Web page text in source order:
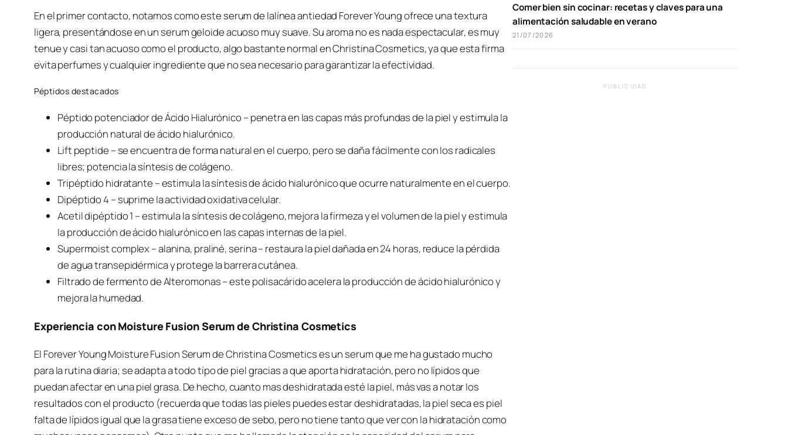
En el primer contacto, notamos como este serum de lalínea antiedad Forever Young ofrece una textura
ligera, presentándose en un serum geloide acuoso muy suave. Su aroma no es nada espectacular, es muy
tenue y casi tan acuoso como el producto, algo bastante normal en Christina Cosmetics, ya que esta firma
evita perfumes y cualquier ingrediente que no sea necesario para garantizar la efectividad.
Péptidos destacados
Péptido potenciador de Ácido Hialurónico – penetra en las capas más profundas de la piel y estimula la
producción natural de ácido hialurónico.
Lift peptide – se encuentra de forma natural en el cuerpo, pero se daña fácilmente con los radicales
libres; potencia la síntesis de colágeno.
Tripéptido hidratante – estimula la síntesis de ácido hialurónico que ocurre naturalmente en el cuerpo.
Dipéptido 4 – suprime la actividad oxidativa celular.
Acetil dipéptido 1 – estimula la síntesis de colágeno, mejora la firmeza y el volumen de la piel y estimula
la producción de ácido hialurónico en las capas internas de la piel.
Supermoist complex – alanina, praliné, serina – restaura la piel dañada en 24 horas, reduce la pérdida
de agua transepidérmica y protege la barrera cutánea.
Filtrado de fermento de Alteromonas – este polisacárido acelera la producción de ácido hialurónico y
mejora la humedad.
Experiencia con Moisture Fusion Serum de Christina Cosmetics
El Forever Young Moisture Fusion Serum de Christina Cosmetics es un serum que me ha gustado mucho
para la rutina diaria; se adapta a todo tipo de piel gracias a que aporta hidratación, pero no lípidos que
puedan afectar en una piel grasa. De hecho, cuanto mas deshidratada esté la piel, más vas a notar los
resultados con el producto (recuerda que todas las pieles puedes estar deshidratadas, la piel seca es piel
falta de lípidos igual que la grasa tiene exceso de sebo, pero no tiene tanto que ver con la hidratación como
Comer bien sin cocinar: recetas y claves para una
alimentación saludable en verano
21/07/2026
PUBLICIDAD